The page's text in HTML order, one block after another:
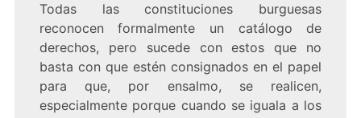
Todas las constituciones burguesas
reconocen formalmente un catálogo de
derechos, pero sucede con estos que no
basta con que estén consignados en el papel
para que, por ensalmo, se realicen,
especialmente porque cuando se iguala a los